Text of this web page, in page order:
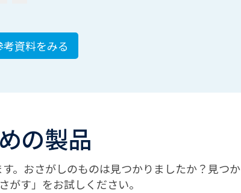
考資料をみる
の製品
。おさがしのものは見つかりましたか？見つか
がす」をお試しください。